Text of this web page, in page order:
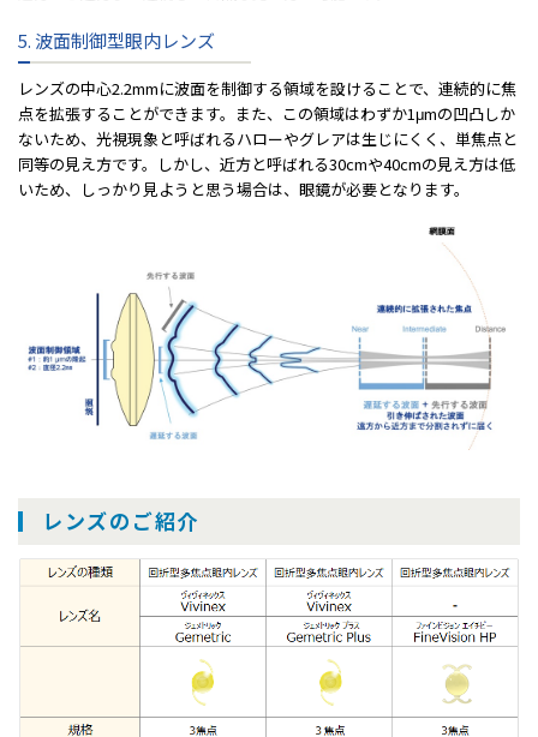
5. 波面制御型眼内レンズ
レンズの中心2.2mmに波面を制御する領域を設けることで、連続的に焦
点を拡張することができます。また、この領域はわずか1μmの凹凸しか
ないため、光視現象と呼ばれるハローやグレアは生じにくく、単焦点と
同等の見え方です。しかし、近方と呼ばれる30cmや40cmの見え方は低
いため、しっかり見ようと思う場合は、眼鏡が必要となります。
レンズのご紹介